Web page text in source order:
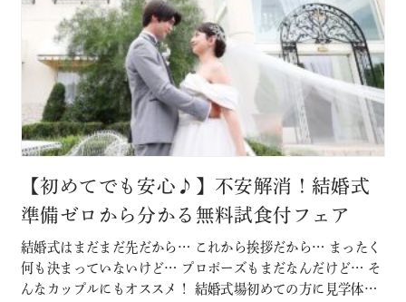
【初めてでも安心♪】不安解消！結婚式
準備ゼロから分かる無料試食付フェア
結婚式はまだまだ先だから… これから挨拶だから… まったく
何も決まっていないけど… プロポーズもまだなんだけど… そ
んなカップルにもオススメ！ 結婚式場初めての方に見学体験